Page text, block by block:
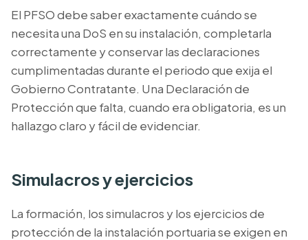
El PFSO debe saber exactamente cuándo se
necesita una DoS en su instalación, completarla
correctamente y conservar las declaraciones
cumplimentadas durante el periodo que exija el
Gobierno Contratante. Una Declaración de
Protección que falta, cuando era obligatoria, es un
hallazgo claro y fácil de evidenciar.
Simulacros y ejercicios
La formación, los simulacros y los ejercicios de
protección de la instalación portuaria se exigen en